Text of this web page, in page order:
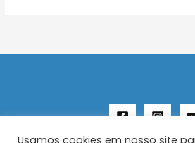
Usamos cookies em nosso site